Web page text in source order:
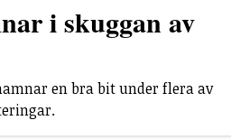
i skuggan av
en bra bit under flera av